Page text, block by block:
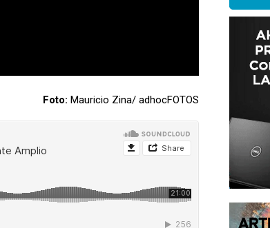
Foto: Mauricio Zina/ adhocFOTOS